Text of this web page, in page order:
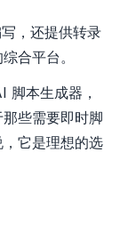
，还提供转录
合平台。
脚本生成器，
些需要即时脚
它是理想的选